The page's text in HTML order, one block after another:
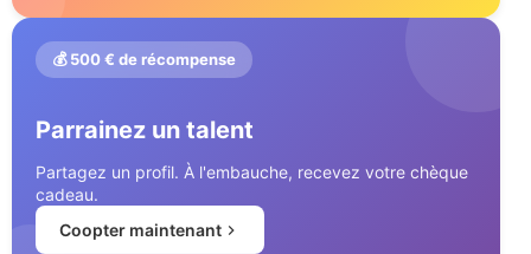
💰 500 € de récompense
Parrainez un talent
Partagez un profil. À l'embauche, recevez votre chèque
cadeau.
Coopter maintenant